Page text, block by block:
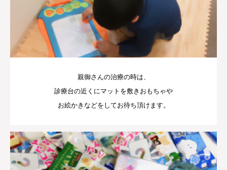
親御さんの治療の時は、
診療台の近くにマットを敷きおもちゃや
お絵かきなどをしてお待ち頂けます。